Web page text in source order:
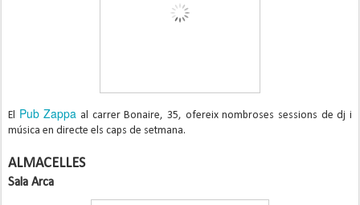
El Pub Zappa al carrer Bonaire, 35, ofereix nombroses sessions de dj i
música en directe els caps de setmana.
ALMACELLES
Sala Arca